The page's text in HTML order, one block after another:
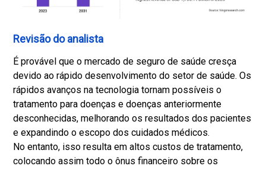
Revisão do analista
É provável que o mercado de seguro de saúde cresça
devido ao rápido desenvolvimento do setor de saúde. Os
rápidos avanços na tecnologia tornam possíveis o
tratamento para doenças e doenças anteriormente
desconhecidas, melhorando os resultados dos pacientes
e expandindo o escopo dos cuidados médicos.
No entanto, isso resulta em altos custos de tratamento,
colocando assim todo o ônus financeiro sobre os